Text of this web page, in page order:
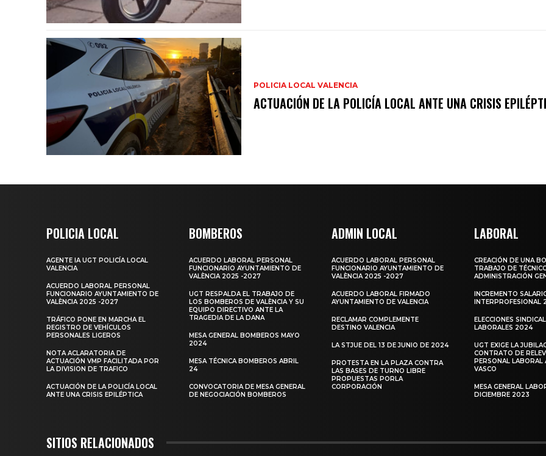
POLICIA LOCAL VALENCIA
ACTUACIÓN DE LA POLICÍA LOCAL ANTE UNA CRISIS
POLICIA LOCAL
AGENTE IA UGT POLICÍA LOCAL
VALENCIA
ACUERDO LABORAL PERSONAL
FUNCIONARIO AYUNTAMIENTO DE
VALÈNCIA 2025 -2027
TRÁFICO PONE EN MARCHA EL
REGISTRO DE VEHÍCULOS
PERSONALES LIGEROS
NOTA ACLARATORIA DE
ACTUACIÓN VMP FACILITADA POR
LA DIVISION DE TRAFICO
ACTUACIÓN DE LA POLICÍA LOCAL
ANTE UNA CRISIS EPILÉPTICA
BOMBEROS
ACUERDO LABORAL PERSONAL
FUNCIONARIO AYUNTAMIENTO DE
VALÈNCIA 2025 -2027
UGT RESPALDA EL TRABAJO DE
LOS BOMBEROS DE VALÈNCIA Y SU
EQUIPO DIRECTIVO ANTE LA
TRAGEDIA DE LA DANA
MESA GENERAL BOMBEROS MAYO
2024
MESA TÉCNICA BOMBEROS ABRIL
24
CONVOCATORIA DE MESA GENERAL
DE NEGOCIACIÓN BOMBEROS
ADMIN LOCAL
ACUERDO LABORAL PERSONAL
FUNCIONARIO AYUNTAMIENTO DE
VALÈNCIA 2025 -2027
ACUERDO LABORAL FIRMADO
AYUNTAMIENTO DE VALENCIA
RECLAMAR COMPLEMENTE
DESTINO VALENCIA
LA STJUE DEL 13 DE JUNIO DE 2024
PROTESTA EN LA PLAZA CONTRA
LAS BASES DE TURNO LIBRE
PROPUESTAS PORLA
CORPORACIÓN
LABORAL
CREACIÓN DE UNA
TRABAJO DE
ADMINISTRACIÓN
INCREMENTO
INTERPROFESIONAL
ELECCIONES
LABORALES 2024
UGT EXIGE LA
CONTRATO DE
PERSONAL LABORAL
VASCO
MESA GENERAL
DICIEMBRE 2023
SITIOS RELACIONADOS